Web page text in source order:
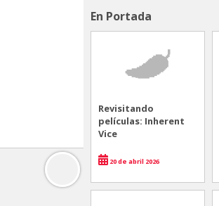
En Portada
Revisitando
películas: Inherent
Vice
20 de abril 2026